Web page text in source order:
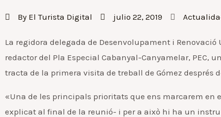
By El Turista Digital julio 22, 2019
La regidora delegada de Desenvolupament i
redactor del Pla Especial Cabanyal-Canyamelar, PEC,
tracta de la primera visita de treball de Gómez després
«Una de les principals prioritats que ens marcarem en
explicat al final de la reunió- i per a això hi ha un